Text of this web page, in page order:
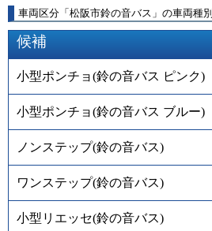
車両区分「松阪市鈴の音バス」の車両種別
候補
小型ポンチョ(鈴の音バス ピンク)
小型ポンチョ(鈴の音バス ブルー)
ノンステップ(鈴の音バス)
ワンステップ(鈴の音バス)
小型リエッセ(鈴の音バス)